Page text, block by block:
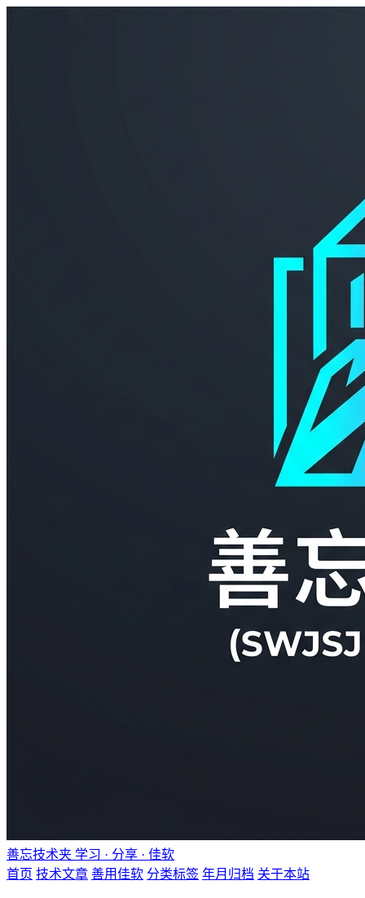
善忘技术夹 学习 · 分享 · 佳软
首页 技术文章 善用佳软 分类标签 年月归档 关于本站